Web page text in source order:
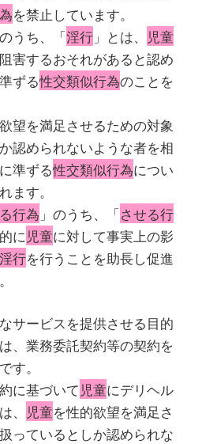
を禁止しています。
うち、「淫行 」とは、
児童
害するおそれがあると認め
ずる性交類似行為のことを
望を満足させるための対象
認められないような者を相
準ずる性交類似行為につい
ます。
行為 」のうち、「させる行
に児童に対して事実上の影
淫行を行うことを助長し促進
サービスを提供させる目的
、業務委託契約等の契約を
す。
に基づいて 児童にデリヘル
、
児童を性的欲望を満足さ
っているとしか認められな